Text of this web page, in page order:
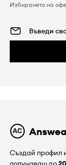
Избирането на
Създай профил